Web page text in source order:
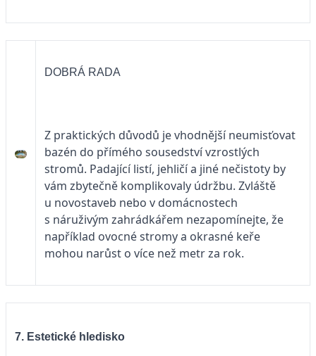
DOBRÁ RADA
Z praktických důvodů je vhodnější ne­umisťovat
bazén do přímého sousedství vzrostlých
stromů. Padající listí, jehličí a jiné nečistoty by
vám zbytečně komplikovaly údržbu. Zvláště
u novostaveb ne­bo v domácnostech
s náruživým za­hrádkářem nezapomínejte, že
například ovocné stromy a okrasné keře
mohou narůst o více než metr za rok.
7. Estetické hledisko